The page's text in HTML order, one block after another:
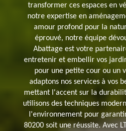
transformer ces espaces en
notre expertise en
amour profond pour la
éprouvé, notre équipe
Abattage est votre
entretenir et embellir vos
pour une petite cour ou un
adaptons nos services à vos
mettant l'accent sur la
utilisons des techniques
l'environnement pour
80200 soit une réussite. Avec